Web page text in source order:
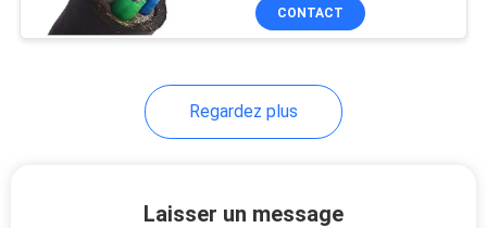
CONTACT
Regardez plus
Laisser un message